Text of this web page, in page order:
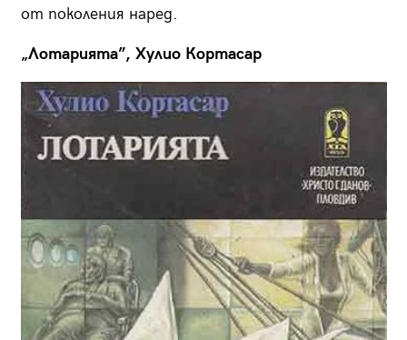
от поколения наред.
„Лотарията”, Хулио Кортасар